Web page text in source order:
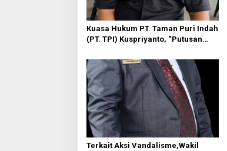
p
o
s
Kuasa Hukum PT. Taman Puri Indah
(PT. TPI) Kuspriyanto, “Putusan
Tetap Akan dilakukan Eksekusi”
Terkait Aksi Vandalisme,Wakil